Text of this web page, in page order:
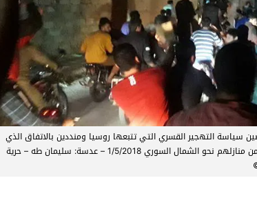
التهجير القسري التي تتبعها روسيا ومنددين بالاتفاق الذي
جرى اليوم بين الجانب الروسي ولجنة المفاوضات والذي يقضي بخروج الثوار من منازلهم نحو الشمال السوري 1/5/2018 – عدسة: سليمان طه – حرية